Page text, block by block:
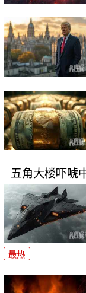
五角大楼吓唬
最热